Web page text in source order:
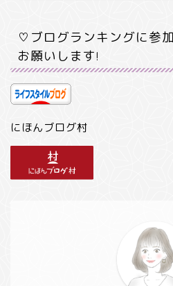
♡ブログランキングに参
お願いします!
にほんブログ村